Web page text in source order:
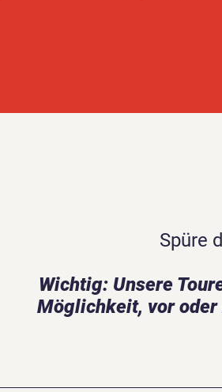
Spüre
Wichtig: Unsere
Möglichkeit, vor oder